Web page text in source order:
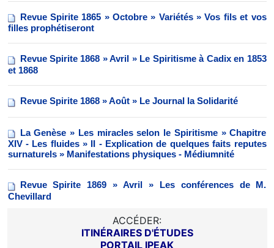
Revue Spirite 1865 » Octobre » Variétés » Vos fils et vos
filles prophétiseront
Revue Spirite 1868 » Avril » Le Spiritisme à Cadix en 1853
et 1868
Revue Spirite 1868 » Août » Le Journal la Solidarité
La Genèse » Les miracles selon le Spiritisme » Chapitre
XIV - Les fluides » II - Explication de quelques faits reputes
surnaturels » Manifestations physiques - Médiumnité
Revue Spirite 1869 » Avril » Les conférences de M.
Chevillard
ACCÉDER:
ITINÉRAIRES D'ÉTUDES
PORTAIL IPEAK